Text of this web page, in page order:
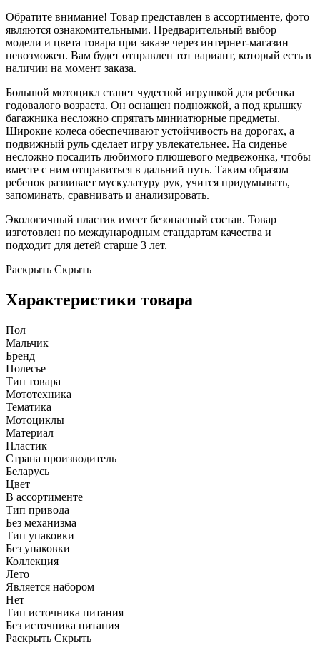
Обратите внимание! Товар представлен в ассортименте, фото
являются ознакомительными. Предварительный выбор
модели и цвета товара при заказе через интернет-магазин
невозможен. Вам будет отправлен тот вариант, который есть в
наличии на момент заказа.
Большой мотоцикл станет чудесной игрушкой для ребенка
годовалого возраста. Он оснащен подножкой, а под крышку
багажника несложно спрятать миниатюрные предметы.
Широкие колеса обеспечивают устойчивость на дорогах, а
подвижный руль сделает игру увлекательнее. На сиденье
несложно посадить любимого плюшевого медвежонка, чтобы
вместе с ним отправиться в дальний путь. Таким образом
ребенок развивает мускулатуру рук, учится придумывать,
запоминать, сравнивать и анализировать.
Экологичный пластик имеет безопасный состав. Товар
изготовлен по международным стандартам качества и
подходит для детей старше 3 лет.
Раскрыть Скрыть
Характеристики товара
Пол
Мальчик
Бренд
Полесье
Тип товара
Мототехника
Тематика
Мотоциклы
Материал
Пластик
Страна производитель
Беларусь
Цвет
В ассортименте
Тип привода
Без механизма
Тип упаковки
Без упаковки
Коллекция
Лето
Является набором
Нет
Тип источника питания
Без источника питания
Раскрыть Скрыть